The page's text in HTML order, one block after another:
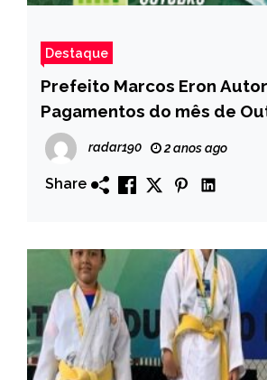
Destaque
Prefeito Marcos Eron
Pagamentos do mês de
contas.
radar190 2 anos ago
Share